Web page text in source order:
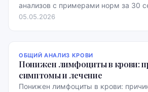
анализов с примерами норм за 30
05.05.2026
ОБЩИЙ АНАЛИЗ КРОВИ
Понижен лимфоциты в крови:
симптомы и лечение
Понижен лимфоциты в крови: